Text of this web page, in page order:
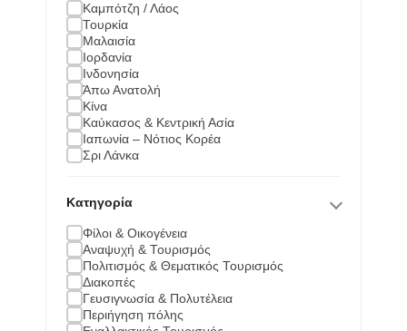
Καμπότζη / Λάος
Τουρκία
Μαλαισία
Ιορδανία
Iνδονησία
Άπω Ανατολή
Κίνα
Καύκασος & Κεντρική Ασία
Ιαπωνία – Νότιος Κορέα
Σρι Λάνκα
Κατηγορία
Φίλοι & Οικογένεια
Αναψυχή & Τουρισμός
Πολιτισμός & Θεματικός Τουρισμός
Διακοπές
Γευσιγνωσία & Πολυτέλεια
Περιήγηση πόλης